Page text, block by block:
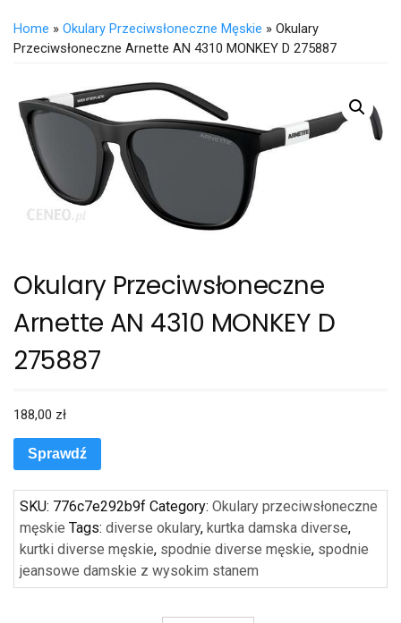
Home » Okulary Przeciwsłoneczne Męskie » Okulary
Przeciwsłoneczne Arnette AN 4310 MONKEY D 275887
Okulary Przeciwsłoneczne
Arnette AN 4310 MONKEY D
275887
188,00 zł
Sprawdź
SKU: 776c7e292b9f Category: Okulary przeciwsłoneczne
męskie Tags: diverse okulary, kurtka damska diverse,
kurtki diverse męskie, spodnie diverse męskie, spodnie
jeansowe damskie z wysokim stanem